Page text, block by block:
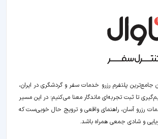
جامع‌ترین پلتفرم رزرو خدمات سفر و گردشگری در ایران،
تا ثبت تجربه‌ای ماندگار معنا می‌کنیم؛ در این مسیر‍
رزرو آسان، راهنمای واقعی و ترویج حال خوبی‌ست که
و شادی جمعی همراه باشد.